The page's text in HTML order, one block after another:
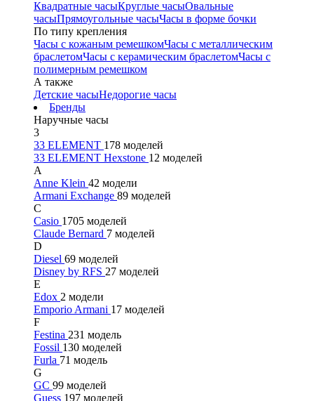
Квадратные часыКруглые часыОвальные
часыПрямоугольные часыЧасы в форме бочки
По типу крепления
Часы с кожаным ремешкомЧасы с металлическим
браслетомЧасы с керамическим браслетомЧасы с
полимерным ремешком
А также
Детские часыНедорогие часы
Бренды
Наручные часы
3
33 ELEMENT 178 моделей
33 ELEMENT Hexstone 12 моделей
A
Anne Klein 42 модели
Armani Exchange 89 моделей
C
Casio 1705 моделей
Claude Bernard 7 моделей
D
Diesel 69 моделей
Disney by RFS 27 моделей
E
Edox 2 модели
Emporio Armani 17 моделей
F
Festina 231 модель
Fossil 130 моделей
Furla 71 модель
G
GC 99 моделей
Guess 197 моделей